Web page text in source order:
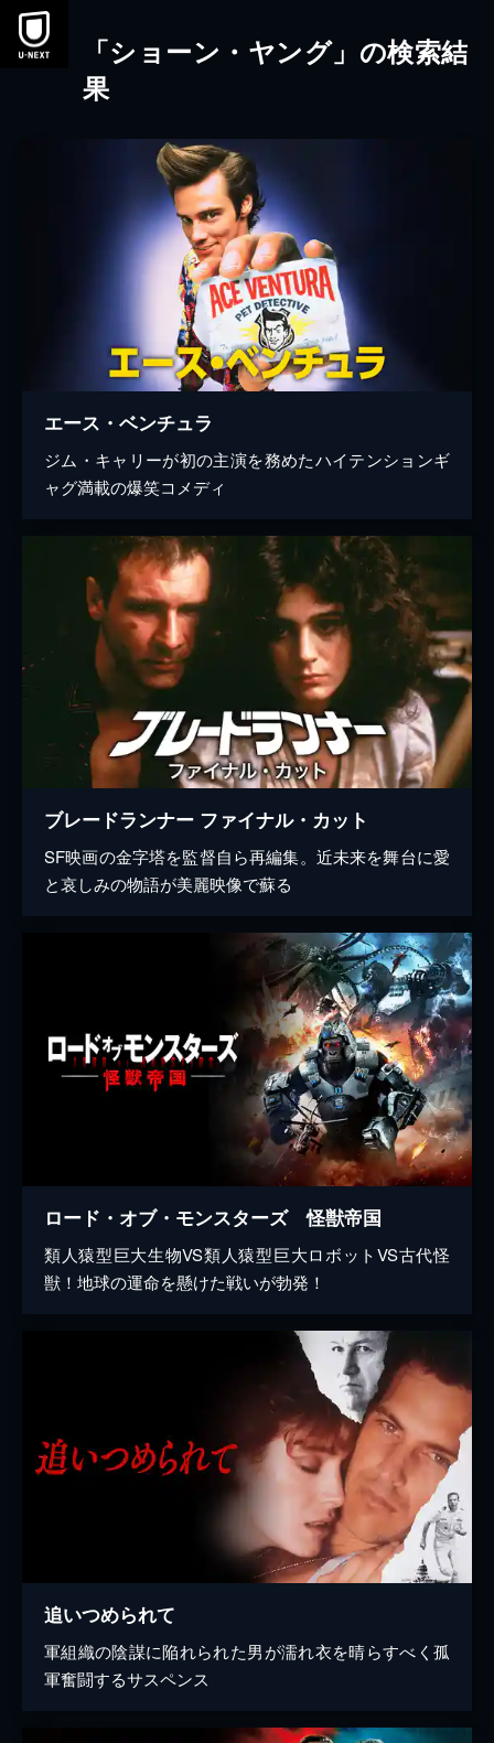
本文へスキップ
「ショーン・ヤング」の検索結
果
エース・ベンチュラ
ジム・キャリーが初の主演を務めたハイテンションギ
ャグ満載の爆笑コメディ
ブレードランナー ファイナル・カット
SF映画の金字塔を監督自ら再編集。近未来を舞台に愛
と哀しみの物語が美麗映像で蘇る
ロード・オブ・モンスターズ 怪獣帝国
類人猿型巨大生物VS類人猿型巨大ロボットVS古代怪
獣！地球の運命を懸けた戦いが勃発！
追いつめられて
軍組織の陰謀に陥れられた男が濡れ衣を晴らすべく孤
軍奮闘するサスペンス